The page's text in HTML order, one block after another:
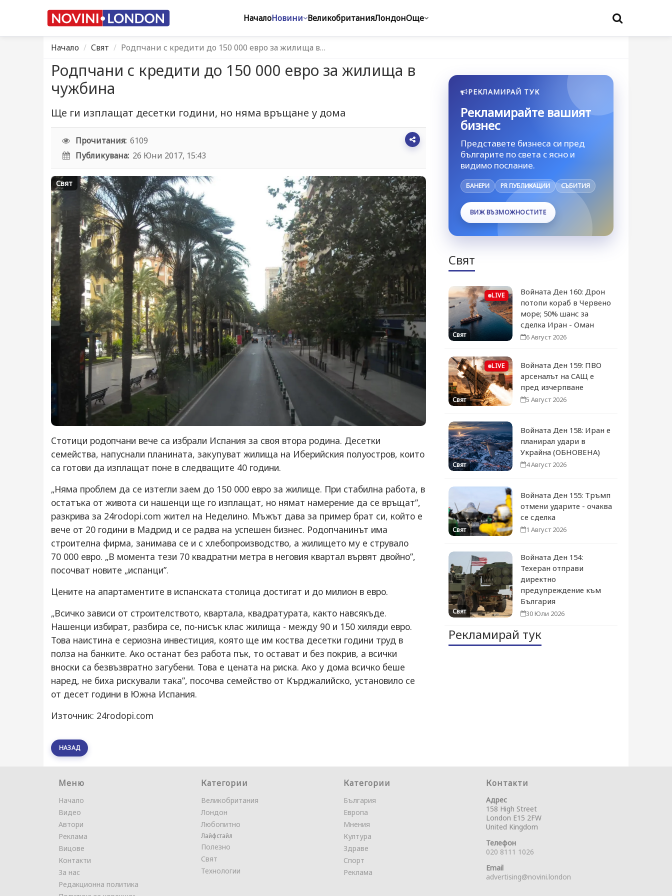
НачалоНовини ВеликобританияЛондонОще
Начало Свят Родпчани с кредити до 150 000 евро за жилища в…
Родпчани с кредити до 150 000 евро за жилища в
чужбина
Ще ги изплащат десетки години, но няма връщане у дома
Прочитания: 6109
Публикувана: 26 Юни 2017, 15:43
Свят
Стотици родопчани вече са избрали Испания за своя втора родина. Десетки
семейства, напуснали планината, закупуват жилища на Иберийския полуостров, които
са готови да изплащат поне в следващите 40 години.
„Няма проблем да се изтегли заем до 150 000 евро за жилище. При стабилна работа, в
остатъка от живота си нашенци ще го изплащат, но нямат намерение да се връщат”,
разкрива за 24rodopi.com жител на Неделино. Мъжът дава за пример брат си, който е
вече от 20 години в Мадрид и се радва на успешен бизнес. Родопчанинът има
строителна фирма, занимава се и с хлебопроизводство, а жилището му е струвало
70 000 евро. „В момента тези 70 квадратни метра в неговия квартал вървят двойно”,
посочват новите „испанци”.
Цените на апартаментите в испанската столица достигат и до милион в евро.
„Всичко зависи от строителството, квартала, квадратурата, както навсякъде.
Нашенци избират, разбира се, по-нисък клас жилища - между 90 и 150 хиляди евро.
Това наистина е сериозна инвестиция, която ще им коства десетки години труд в
полза на банките. Ако останат без работа пък, то остават и без покрив, а всички
вноски са безвъзвратно загубени. Това е цената на риска. Ако у дома всичко беше
наред, не биха рискували така”, посочва семейство от Кърджалийско, установило се
от десет години в Южна Испания.
Източник: 24rodopi.com
НАЗАД
РЕКЛАМИРАЙ ТУК
Рекламирайте вашият
бизнес
Представете бизнеса си пред
българите по света с ясно и
видимо послание.
БАНЕРИ PR ПУБЛИКАЦИИ СЪБИТИЯ
ВИЖ ВЪЗМОЖНОСТИТЕ
Свят
LIVE
Свят
Войната Ден 160: Дрон
потопи кораб в Червено
море; 50% шанс за
сделка Иран - Оман
6 Август 2026
LIVE
Свят
Войната Ден 159: ПВО
арсеналът на САЩ е
пред изчерпване
5 Август 2026
Свят
Войната Ден 158: Иран е
планирал удари в
Украйна (ОБНОВЕНА)
4 Август 2026
Свят
Войната Ден 155: Тръмп
отмени ударите - очаква
се сделка
1 Август 2026
Свят
Войната Ден 154:
Техеран отправи
директно
предупреждение към
България
30 Юли 2026
Рекламирай тук
Меню
Начало
Видео
Автори
Реклама
Вицове
Контакти
За нас
Редакционна политика
Категории
Великобритания
Лондон
Любопитно
Лайфстайл
Полезно
Свят
Технологии
Категории
България
Европа
Мнения
Култура
Здраве
Спорт
Реклама
Контакти
Адрес
158 High Street
London E15 2FW
United Kingdom
Телефон
020 8111 1026
Email
advertising@novini.london